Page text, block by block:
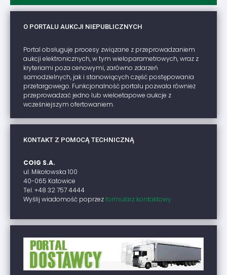
O PORTALU AUKCJI NIEPUBLICZNYCH
Portal obsługuje procesy związane z przeprowadzaniem
aukcji elektronicznych, w tym wieloparametrowych, wraz z
kryteriami poza cenowymi, zarówno zdarzeń
samodzielnych, jak i stanowiących część postępowania
przetargowego. Funkcjonalność portalu pozwala również
przeprowadzać jedno lub wieloetapowe aukcje z
wcześniejszym ofertowaniem.
KONTAKT Z POMOCĄ TECHNICZNĄ
COIG S.A.
ul. Mikołowska 100
40-065 Katowice
Tel. +48 32 757 4444
Wyślij wiadomość poprzezformularz kontaktowy